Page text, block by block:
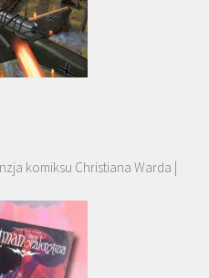
komiksu Christiana Warda |